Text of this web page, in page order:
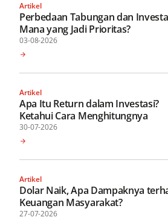
Artikel
Perbedaan Tabungan dan
Mana yang Jadi Prioritas?
03-08-2026
Artikel
Apa Itu Return dalam Investasi?
Ketahui Cara Menghitungnya
30-07-2026
Artikel
Dolar Naik, Apa Dampaknya
Keuangan Masyarakat?
27-07-2026